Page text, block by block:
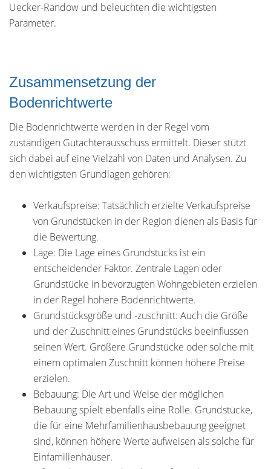
Uecker-Randow und beleuchten die wichtigsten
Parameter.
Zusammensetzung der
Bodenrichtwerte
Die Bodenrichtwerte werden in der Regel vom
zuständigen Gutachterausschuss ermittelt. Dieser stützt
sich dabei auf eine Vielzahl von Daten und Analysen. Zu
den wichtigsten Grundlagen gehören:
Verkaufspreise: Tatsächlich erzielte Verkaufspreise
von Grundstücken in der Region dienen als Basis für
die Bewertung.
Lage: Die Lage eines Grundstücks ist ein
entscheidender Faktor. Zentrale Lagen oder
Grundstücke in bevorzugten Wohngebieten erzielen
in der Regel höhere Bodenrichtwerte.
Grundstücksgröße und -zuschnitt: Auch die Größe
und der Zuschnitt eines Grundstücks beeinflussen
seinen Wert. Größere Grundstücke oder solche mit
einem optimalen Zuschnitt können höhere Preise
erzielen.
Bebauung: Die Art und Weise der möglichen
Bebauung spielt ebenfalls eine Rolle. Grundstücke,
die für eine Mehrfamilienhausbebauung geeignet
sind, können höhere Werte aufweisen als solche für
Einfamilienhäuser.